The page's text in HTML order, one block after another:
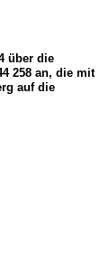
über die
258 an, die mit
auf die